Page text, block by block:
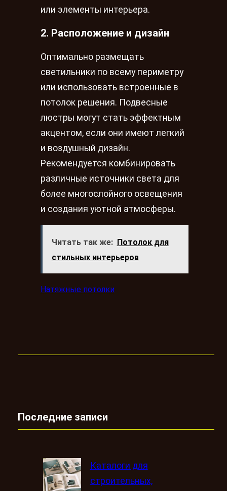
или элементы интерьера.
2. Расположение и дизайн
Оптимально размещать
светильники по всему периметру
или использовать встроенные в
потолок решения. Подвесные
люстры могут стать эффектным
акцентом, если они имеют легкий
и воздушный дизайн.
Рекомендуется комбинировать
различные источники света для
более многослойного освещения
и создания уютной атмосферы.
Читать так же: Потолок для
стильных интерьеров
Натяжные потолки
Последние записи
Каталоги для
строительных,